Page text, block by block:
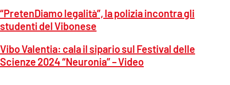
“PretenDiamo legalità”, la polizia incontra gli
studenti del Vibonese
Vibo Valentia: cala il sipario sul Festival delle
Scienze 2024 “Neuronia” – Video